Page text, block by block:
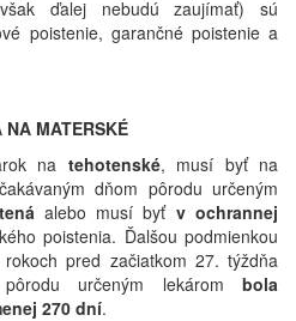
ďalej nebudú zaujímať) sú
poistenie, garančné poistenie a
NA MATERSKÉ
na tehotenské, musí byť na
dňom pôrodu určeným
alebo musí byťv ochrannej
poistenia. Ďalšou podmienkou
pred začiatkom 27. týždňa
určeným lekárom bola
270 dní.